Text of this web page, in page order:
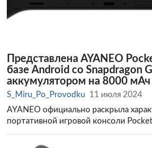
Представлена AYANEO
базе Android со Snapdragon
аккумулятором на 8000 мАч
S_Miru_Po_Provodku 11 июля 2024
AYANEO официально раскрыла
портативной игровой консоли